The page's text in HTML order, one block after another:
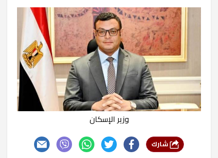
وزير الإسكان